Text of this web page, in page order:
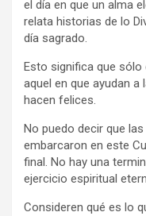
el día en que un alma
relata historias de lo
día sagrado.
Esto significa que sólo
aquel en que ayudan
hacen felices.
No puedo decir que
embarcaron en este
final. No hay una
ejercicio espiritual
Consideren qué es lo